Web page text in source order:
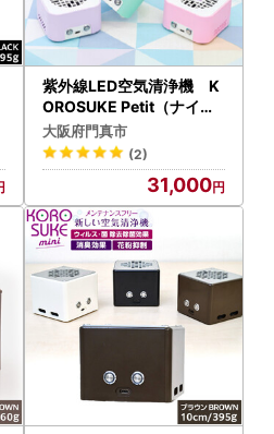
紫外線LED空気清浄機 K
OROSUKE Petit（ナイト
ブラック） 卓上 コンパク
ト 空気清浄機 除菌
大阪府門真市
(2)
31,000